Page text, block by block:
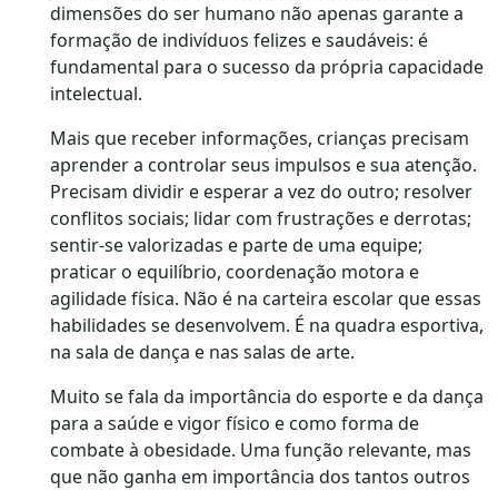
dimensões do ser humano não apenas garante a
formação de indivíduos felizes e saudáveis: é
fundamental para o sucesso da própria capacidade
intelectual.
Mais que receber informações, crianças precisam
aprender a controlar seus impulsos e sua atenção.
Precisam dividir e esperar a vez do outro; resolver
conflitos sociais; lidar com frustrações e derrotas;
sentir-se valorizadas e parte de uma equipe;
praticar o equilíbrio, coordenação motora e
agilidade física. Não é na carteira escolar que essas
habilidades se desenvolvem. É na quadra esportiva,
na sala de dança e nas salas de arte.
Muito se fala da importância do esporte e da dança
para a saúde e vigor físico e como forma de
combate à obesidade. Uma função relevante, mas
que não ganha em importância dos tantos outros